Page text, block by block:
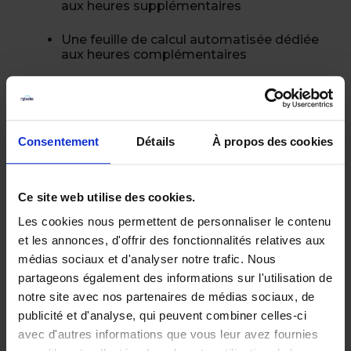
Consentement Détails À propos des cookies
Ce site web utilise des cookies.
Les cookies nous permettent de personnaliser le contenu
et les annonces, d'offrir des fonctionnalités relatives aux
médias sociaux et d'analyser notre trafic. Nous
partageons également des informations sur l'utilisation de
notre site avec nos partenaires de médias sociaux, de
publicité et d'analyse, qui peuvent combiner celles-ci
avec d'autres informations que vous leur avez fournies
aux heures supplémentaires
Une feuille de calcul automatisée dédiée
aux heures complémentaires
Ce que cette feuille de calcul vous permettra
Pensé pour les gestionnaires RH et les
managers, ce modèle Excel prêt à
Calculer les heures supplémentaires ou
heures complémentaires réalisées par les
Calculer les majorations légales ou
conventionnelles des heures
Estimer les montants de rémunération de
ces heures